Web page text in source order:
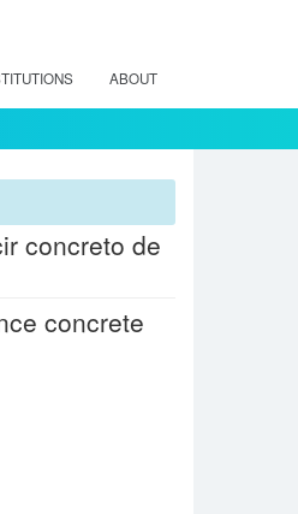
ABOUT
concreto de
concrete